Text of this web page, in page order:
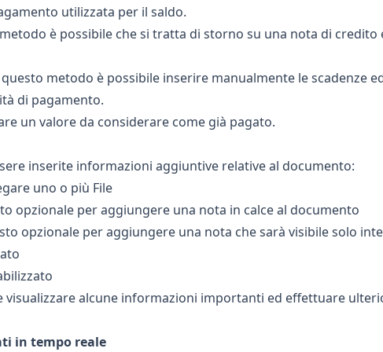
utilizzata per il saldo.
è possibile che si tratta di storno su una nota di credito
metodo è possibile inserire manualmente le scadenze
di pagamento.
un valore da considerare come già pagato.
inserite informazioni aggiuntive relative al documento:
uno o più File
opzionale per aggiungere una nota in calce al documento
opzionale per aggiungere una nota che sarà visibile solo
visualizzare alcune informazioni importanti ed effettuare
in tempo reale